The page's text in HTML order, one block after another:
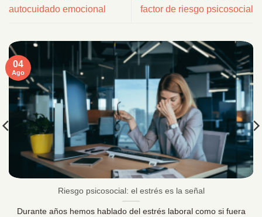
autocuidado emocional
factor de riesgo psicosocial
Riesgo psicosocial: el estrés es la señal
Durante años hemos hablado del estrés laboral como si fuera
04
Ago